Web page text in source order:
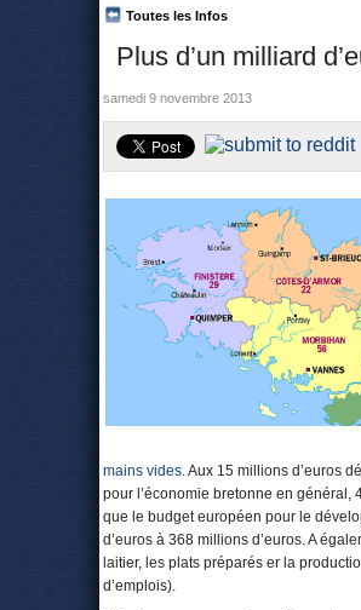
Plus d’un milliard
Toutes les Infos
samedi 9 novembre 2013
mains vides. Aux 15 millions d’euros
pour l’économie bretonne en
que le budget européen pour le
d’euros à 368 millions d’euros. A
laitier, les plats préparés er la
d’emplois).